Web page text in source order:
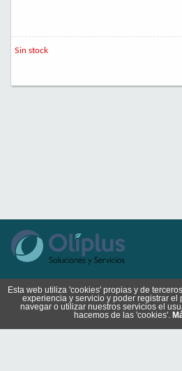
Sin stock
Esta web utiliza 'cookies' propias y de
experiencia y servicio y poder registrar el
navegar o utilizar nuestros servicios el
hacemos de las 'cookies'.